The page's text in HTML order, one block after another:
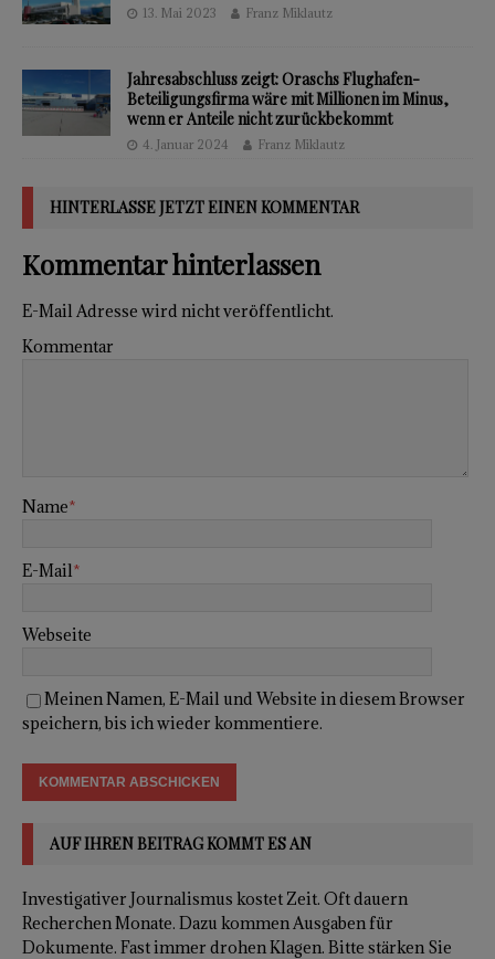
13. Mai 2023 Franz Miklautz
Jahresabschluss zeigt: Oraschs Flughafen-
Beteiligungsfirma wäre mit Millionen im Minus,
wenn er Anteile nicht zurückbekommt
4. Januar 2024 Franz Miklautz
HINTERLASSE JETZT EINEN KOMMENTAR
Kommentar hinterlassen
E-Mail Adresse wird nicht veröffentlicht.
Kommentar
Name*
E-Mail*
Webseite
Meinen Namen, E-Mail und Website in diesem Browser
speichern, bis ich wieder kommentiere.
AUF IHREN BEITRAG KOMMT ES AN
Investigativer Journalismus kostet Zeit. Oft dauern
Recherchen Monate. Dazu kommen Ausgaben für
Dokumente. Fast immer drohen Klagen. Bitte stärken Sie